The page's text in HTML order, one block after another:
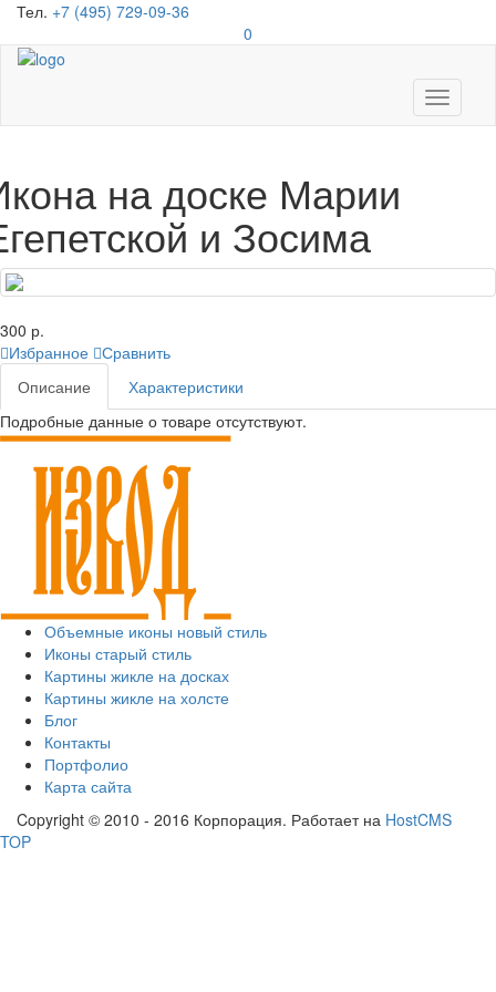
Тел. +7 (495) 729-09-36
0
Toggle
на доске Марии
и Зосима
300 р.
Избранное Сравнить
Описание
Характеристики
Подробные данные о товаре отсутствуют.
Объемные иконы новый стиль
Иконы старый стиль
Картины жикле на досках
Картины жикле на холсте
Блог
Контакты
Портфолио
Карта сайта
Copyright © 2010 - 2016 Корпорация. Работает на HostCMS
TOP